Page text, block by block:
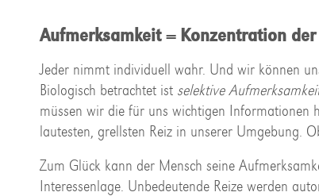
Aufmerksamkeit = Konzentration
Jeder nimmt individuell wahr. Und wir können
Biologisch betrachtet ist selektive
müssen wir die für uns wichtigen Informationen
lautesten, grellsten Reiz in unserer Umgebung.
Zum Glück kann der Mensch seine
Interessenlage. Unbedeutende Reize werden